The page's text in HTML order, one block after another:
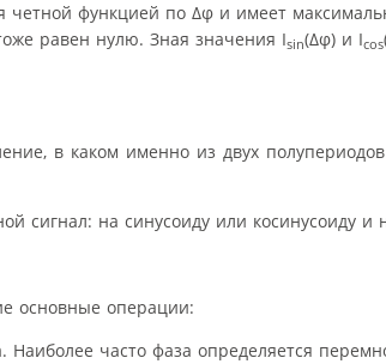
четной функцией по Δφ и имеет
равен нулю. Зная значения Isin(Δφ) и Icos
в каком именно из двух
на синусоиду или косинусоиду и
основные операции:
часто фаза определяется